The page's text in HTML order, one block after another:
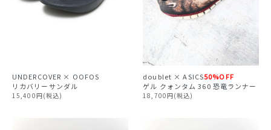
UNDERCOVER × OOFOS
リカバリーサンダル
15,400円(税込)
doublet × ASICS50%OFF
ゲル クォンタム 360 恐竜ランナー
18,700円(税込)